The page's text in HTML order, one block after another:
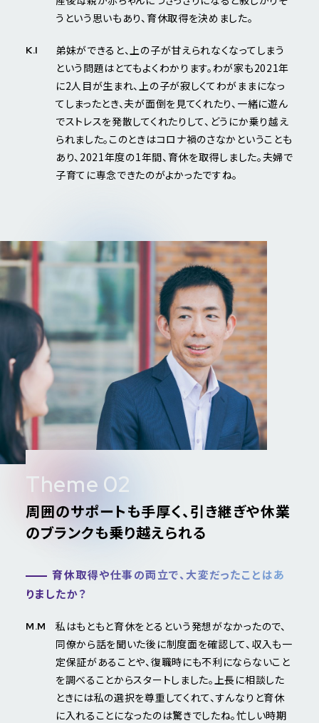
うという思いもあり、育休取得を決めました。
K.I
弟妹ができると、上の子が甘えられなくなってしまう
という問題はとてもよくわかります。わが家も2021年
に2人目が生まれ、上の子が寂しくてわがままになっ
てしまったとき、夫が面倒を見てくれたり、一緒に遊ん
でストレスを発散してくれたりして、どうにか乗り越え
られました。このときはコロナ禍のさなかということも
あり、2021年度の1年間、育休を取得しました。夫婦で
子育てに専念できたのがよかったですね。
Theme 02
周囲のサポートも手厚く、引き継ぎや休業
のブランクも乗り越えられる
育休取得や仕事の両立で、大変だったことはあ
りましたか？
M.M
私はもともと育休をとるという発想がなかったので、
同僚から話を聞いた後に制度面を確認して、収入も一
定保証があることや、復職時にも不利にならないこと
を調べることからスタートしました。上長に相談した
ときには私の選択を尊重してくれて、すんなりと育休
に入れることになったのは驚きでしたね。忙しい時期